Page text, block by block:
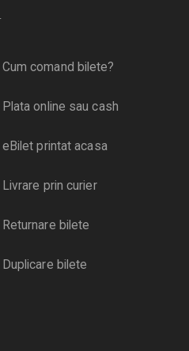
Cum comand bilete?
Plata online sau cash
eBilet printat acasa
Livrare prin curier
Returnare bilete
Duplicare bilete